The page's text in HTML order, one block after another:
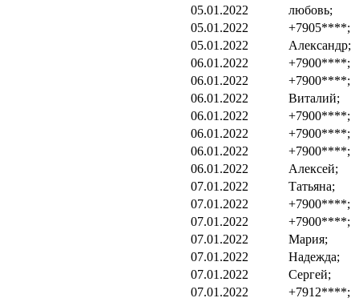
05.01.2022
любовь;
05.01.2022
+7905****;
05.01.2022
Александр;
06.01.2022
+7900****;
06.01.2022
+7900****;
06.01.2022
Виталий;
06.01.2022
+7900****;
06.01.2022
+7900****;
06.01.2022
+7900****;
06.01.2022
Алексей;
07.01.2022
Татьяна;
07.01.2022
+7900****;
07.01.2022
+7900****;
07.01.2022
Мария;
07.01.2022
Надежда;
07.01.2022
Сергей;
07.01.2022
+7912****;